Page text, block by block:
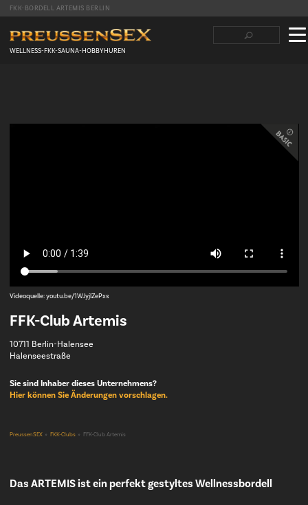
FKK-BORDELL ARTEMIS BERLIN
Suchbegriffe
Navigation
überspringen
WELLNESS-FKK-SAUNA-HOBBYHUREN
Videoquelle: youtu.be/1WJyjlZePxs
FFK-Club Artemis
10711 Berlin-Halensee
Halenseestraße
Sie sind Inhaber dieses Unternehmens?
Hier können Sie Änderungen vorschlagen.
PreussenSEX FKK-Clubs FFK-Club Artemis
Das ARTEMIS ist ein perfekt gestyltes Wellnessbordell